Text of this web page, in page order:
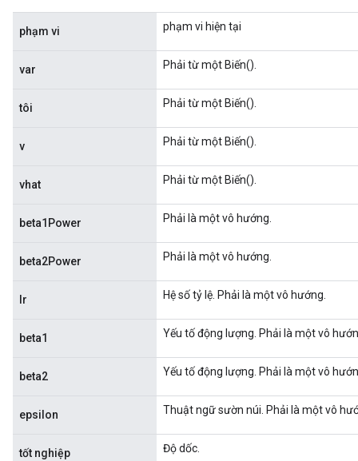
phạm vi phạm vi hiện tại
var Phải từ một Biến().
tôi Phải từ một Biến().
v Phải từ một Biến().
vhat Phải từ một Biến().
beta1Power Phải là một vô hướng.
beta2Power Phải là một vô hướng.
lr Hệ số tỷ lệ. Phải là một vô hướng.
beta1 Yếu tố động lượng. Phải là một vô
beta2 Yếu tố động lượng. Phải là một vô
epsilon Thuật ngữ sườn núi. Phải là một vô
tốt nghiệp Độ dốc.